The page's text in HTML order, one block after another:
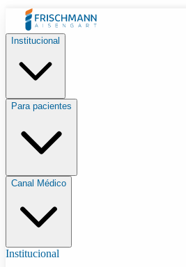
Institucional
Para pacientes
Canal Médico
Institucional